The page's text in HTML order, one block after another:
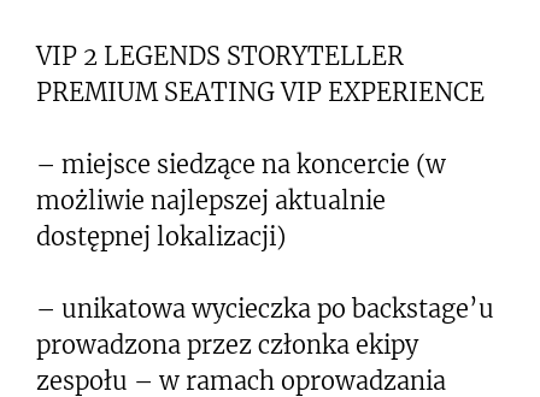
VIP 2 LEGENDS STORYTELLER
PREMIUM SEATING VIP EXPERIENCE
– miejsce siedzące na koncercie (w
możliwie najlepszej aktualnie
dostępnej lokalizacji)
– unikatowa wycieczka po backstage’u
prowadzona przez członka ekipy
zespołu – w ramach oprowadzania